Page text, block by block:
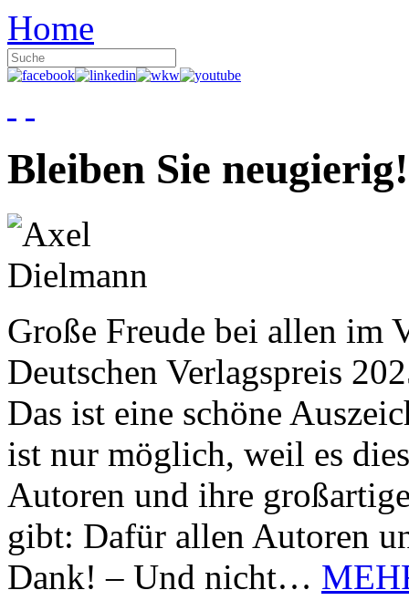
Home
Bleiben Sie neugierig!
Große Freude bei allen im
Deutschen Verlagspreis
Das ist eine schöne
ist nur möglich, weil es
Autoren und ihre
gibt: Dafür allen Autoren
Dank! – Und nicht…